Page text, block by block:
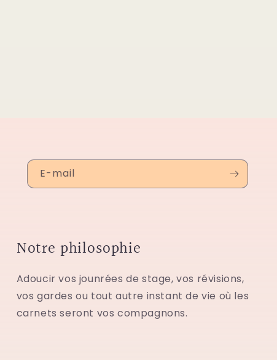
E-mail
Notre philosophie
Adoucir vos jounrées de stage, vos révisions,
vos gardes ou tout autre instant de vie où les
carnets seront vos compagnons.